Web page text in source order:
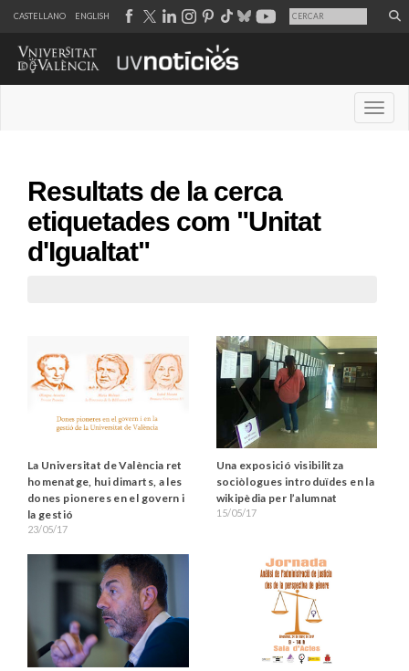
CASTELLANO ENGLISH
Resultats de la cerca
etiquetades com "Unitat
d'Igualtat"
La Universitat de València ret
homenatge, hui dimarts, a les
dones pioneres en el govern i
la gestió
23/05/17
Una exposició visibilitza
sociòlogues introduïdes en la
wikipèdia per l’alumnat
15/05/17